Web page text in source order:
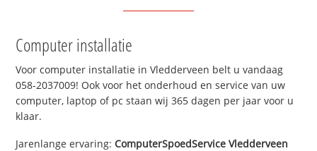
Computer installatie
Voor computer installatie in Vledderveen belt u vandaag
058-2037009! Ook voor het onderhoud en service van uw
computer, laptop of pc staan wij 365 dagen per jaar voor u
klaar.
Jarenlange ervaring:ComputerSpoedService Vledderveen